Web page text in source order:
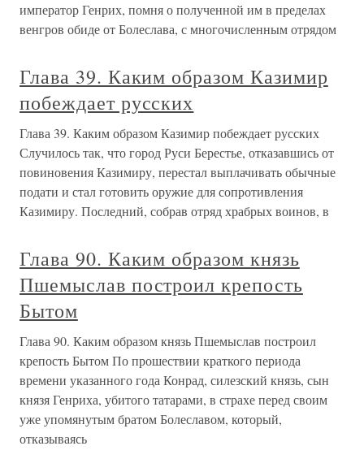
император Генрих, помня о полученной им в пределах
венгров обиде от Болеслава, с многочисленным отрядом
Глава 39. Каким образом Казимир
побеждает русских
Глава 39. Каким образом Казимир побеждает русских
Случилось так, что город Руси Берестье, отказав­шись от
повиновения Казимиру, перестал выплачивать обычные
подати и стал готовить оружие для сопротив­ления
Казимиру. Последний, собрав отряд храбрых воинов, в
Глава 90. Каким образом князь
Пшемыслав построил крепость
Бытом
Глава 90. Каким образом князь Пшемыслав построил
крепость Бытом По прошествии краткого периода
времени указанного года Конрад, силезский князь, сын
князя Генриха, убитого татарами, в страхе перед своим
уже упомянутым братом Болеславом, который,
отказываясь